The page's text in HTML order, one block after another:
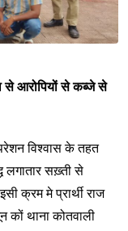
से आरोपियों से कब्जे से
विश्वास के तहत
लगातार सख़्ती से
क्रम मे प्रार्थी राज
कों थाना कोतवाली